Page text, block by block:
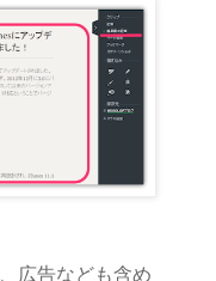
広告なども含め